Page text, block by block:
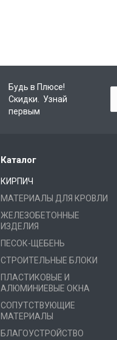
Будь в Плюсе!
Скидки. Узнай
первым
Каталог
КИРПИЧ
МАТЕРИАЛЫ ДЛЯ КРОВЛИ
ЖЕЛЕЗОБЕТОННЫЕ
ИЗДЕЛИЯ
ПЕСОК-ЩЕБЕНЬ
СТРОИТЕЛЬНЫЕ БЛОКИ
ПЛАСТИКОВЫЕ И
АЛЮМИНИЕВЫЕ ОКНА
СОПУТСТВУЮЩИЕ
МАТЕРИАЛЫ
БЛАГОУСТРОЙСТВО